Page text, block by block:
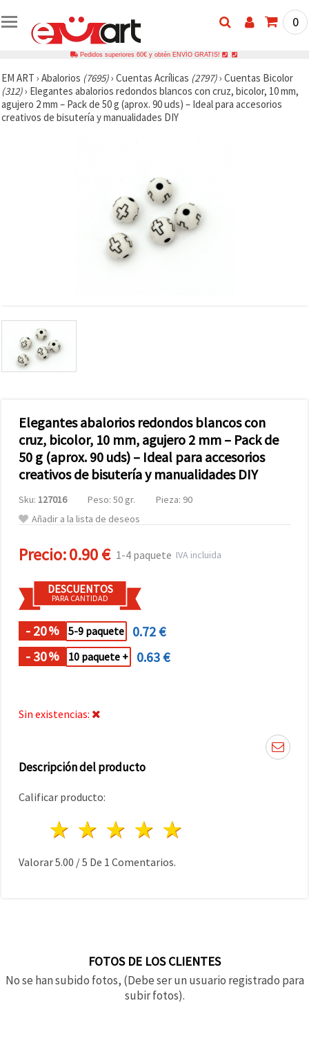
0
Pedidos superiores 60€ y obtén ENVÍO GRATIS!
EM ART › Abalorios (7695)› Cuentas Acrílicas (2797)› Cuentas Bicolor
(312)› Elegantes abalorios redondos blancos con cruz, bicolor, 10 mm,
agujero 2 mm – Pack de 50 g (aprox. 90 uds) – Ideal para accesorios
creativos de bisutería y manualidades DIY
Elegantes abalorios redondos blancos con
cruz, bicolor, 10 mm, agujero 2 mm – Pack de
50 g (aprox. 90 uds) – Ideal para accesorios
creativos de bisutería y manualidades DIY
Sku: 127016 Peso: 50 gr.
Pieza: 90
Añadir a la lista de deseos
Precio:0.90 € 1-4 paquete IVA incluida
DESCUENTOS
PARA CANTIDAD
- 20% 5-9 paquete
0.72 €
- 30% 10 paquete + 0.63 €
Sin existencias:
Descripción del producto
Calificar producto:
4 estrellas
3 estrellas
2 estrellas
1 estrella
Valorar5.00 /5 De 1 Comentarios.
FOTOS DE LOS CLIENTES
No se han subido fotos, (Debe ser un usuario registrado para
subir fotos).